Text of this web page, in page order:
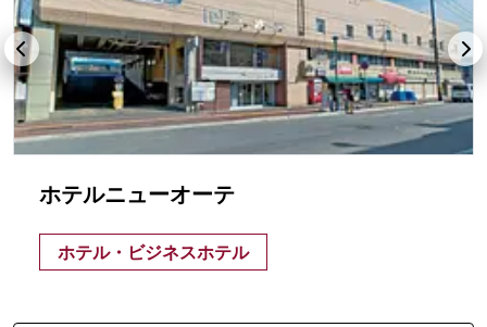
ホテルニューオーテ
ホテル・ビジネスホテル